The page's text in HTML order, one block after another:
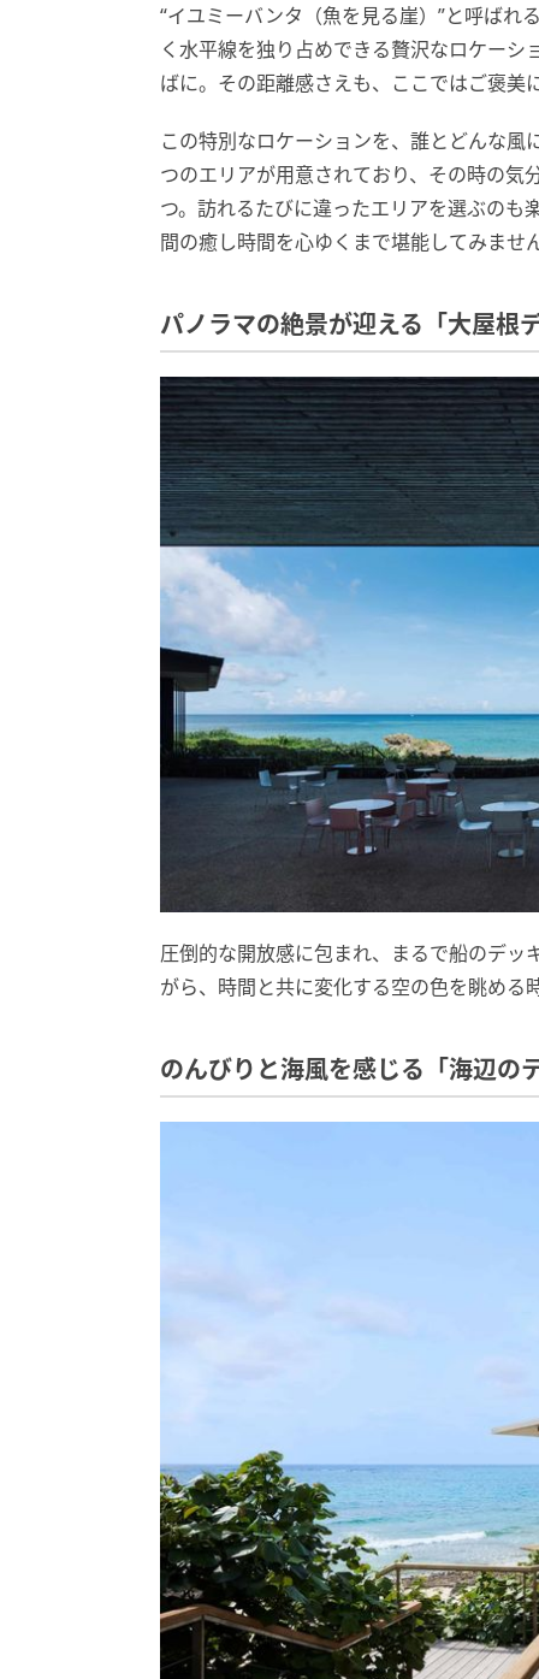
“イユミーバンタ（魚を見る崖）”と呼ばれ
く水平線を独り占めできる贅沢なロケー
ばに。その距離感さえも、ここではご褒美
この特別なロケーションを、誰とどんな
つのエリアが用意されており、その時の
つ。訪れるたびに違ったエリアを選ぶの
間の癒し時間を心ゆくまで堪能してみませ
パノラマの絶景が迎える「大屋根
圧倒的な開放感に包まれ、まるで船のデッ
がら、時間と共に変化する空の色を眺める
のんびりと海風を感じる「海辺の